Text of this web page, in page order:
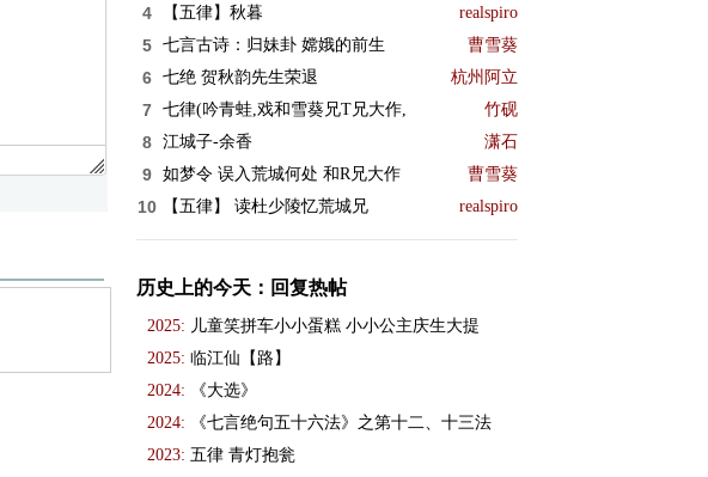
4 【五律】秋暮 realspiro
5 七言古诗：归妹卦 嫦娥的前生 曹雪葵
6 七绝 贺秋韵先生荣退 杭州阿立
7 七律(吟青蛙,戏和雪葵兄T兄大作, 竹砚
8 江城子-余香 潇石
9 如梦令 误入荒城何处 和R兄大作 曹雪葵
10 【五律】 读杜少陵忆荒城兄 realspiro
历史上的今天：回复热帖
2025: 儿童笑拼车小小蛋糕 小小公主庆生大提
2025: 临江仙【路】
2024:
《大选》
2024:
《七言绝句五十六法》之第十二、十三法
2023: 五律 青灯抱瓮